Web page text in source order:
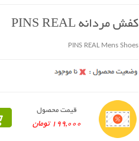
کفش مردانه PINS REAL
PINS REAL Mens Shoes
قیمت محصول
199,000 تومان